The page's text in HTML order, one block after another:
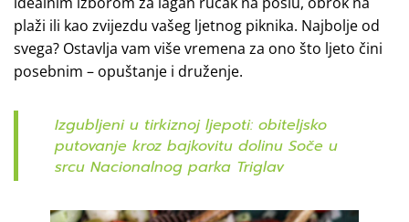
plaži ili kao zvijezdu vašeg ljetnog piknika. Najbolje od
svega? Ostavlja vam više vremena za ono što ljeto čini
posebnim – opuštanje i druženje.
Izgubljeni u tirkiznoj ljepoti: obiteljsko
putovanje kroz bajkovitu dolinu Soče u
srcu Nacionalnog parka Triglav